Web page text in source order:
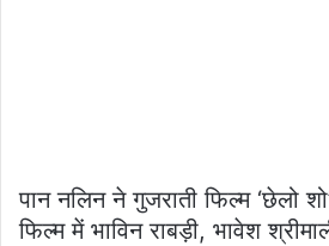
पान नलिन ने गुजराती फिल्म ‘छेलो
फिल्म में भाविन राबड़ी, भावेश